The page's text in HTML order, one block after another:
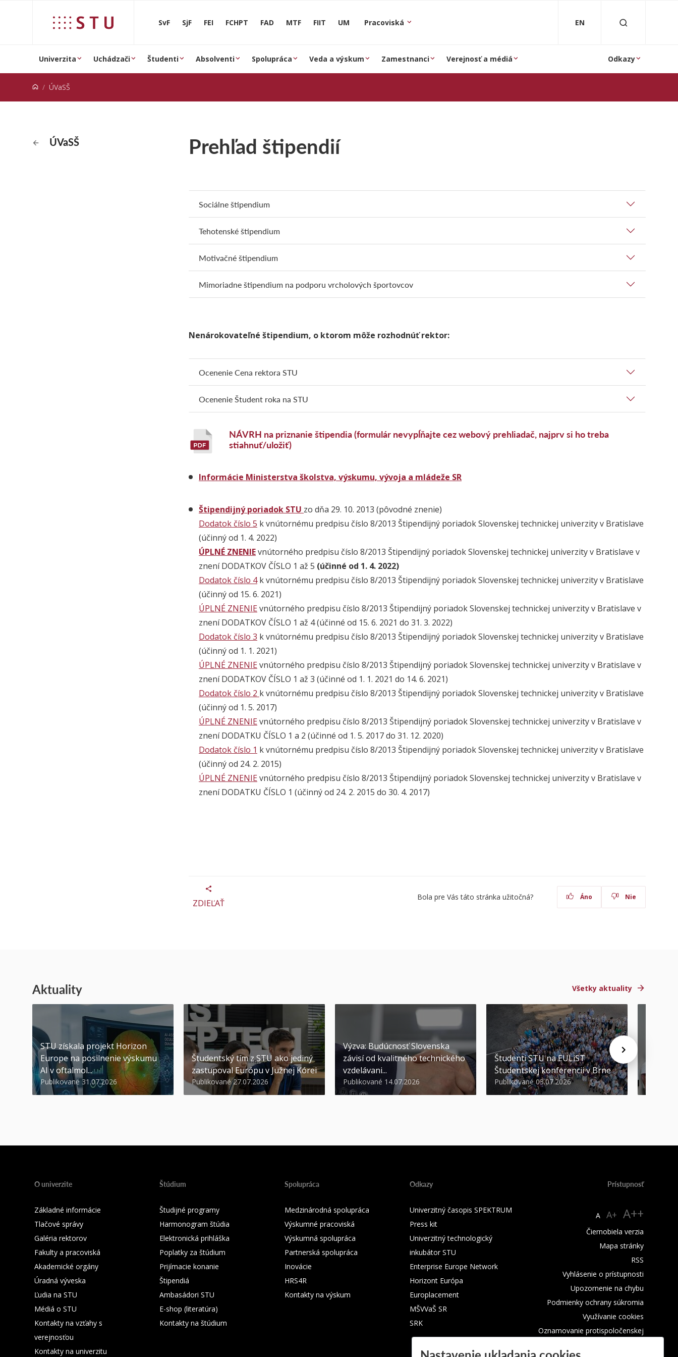
SvF SjF FEI FCHPT FAD MTF FIIT UM Pracoviská EN
Univerzita Uchádzači Študenti Absolventi Spolupráca Veda a výskum Zamestnanci Verejnosť a médiá Odkazy
ÚVaSŠ
ÚVaSŠ Prehľad štipendií
Sociálne štipendium
Tehotenské štipendium
Motivačné štipendium
Mimoriadne štipendium na podporu vrcholových športovcov
Nenárokovateľné štipendium, o ktorom môže rozhodnúť rektor:
Ocenenie Cena rektora STU
Ocenenie Študent roka na STU
NÁVRH na priznanie štipendia (formulár nevypĺňajte cez webový prehliadač, najprv si ho treba
stiahnuť/uložiť)
Informácie Ministerstva školstva, výskumu, vývoja a mládeže SR
Štipendijný poriadok STU zo dňa 29. 10. 2013 (pôvodné znenie)
Dodatok číslo 5 k vnútornému predpisu číslo 8/2013 Štipendijný poriadok Slovenskej technickej univerzity v Bratislave
(účinný od 1. 4. 2022)
ÚPLNÉ ZNENIEvnútorného predpisu číslo 8/2013 Štipendijný poriadok Slovenskej technickej univerzity v Bratislave v
znení DODATKOV ČÍSLO 1 až 5 (účinné od 1. 4. 2022)
Dodatok číslo 4k vnútornému predpisu číslo 8/2013 Štipendijný poriadok Slovenskej technickej univerzity v Bratislave
(účinný od 15. 6. 2021)
ÚPLNÉ ZNENIEvnútorného predpisu číslo 8/2013 Štipendijný poriadok Slovenskej technickej univerzity v Bratislave v
znení DODATKOV ČÍSLO 1 až 4 (účinné od 15. 6. 2021 do 31. 3. 2022)
Dodatok číslo 3 k vnútornému predpisu číslo 8/2013 Štipendijný poriadok Slovenskej technickej univerzity v Bratislave
(účinný od 1. 1. 2021)
ÚPLNÉ ZNENIEvnútorného predpisu číslo 8/2013 Štipendijný poriadok Slovenskej technickej univerzity v Bratislave v
znení DODATKOV ČÍSLO 1 až 3 (účinné od 1. 1. 2021 do 14. 6. 2021)
Dodatok číslo 2 k vnútornému predpisu číslo 8/2013 Štipendijný poriadok Slovenskej technickej univerzity v Bratislave
(účinný od 1. 5. 2017)
ÚPLNÉ ZNENIEvnútorného predpisu číslo 8/2013 Štipendijný poriadok Slovenskej technickej univerzity v Bratislave v
znení DODATKU ČÍSLO 1 a 2 (účinné od 1. 5. 2017 do 31. 12. 2020)
Dodatok číslo 1 k vnútornému predpisu číslo 8/2013 Štipendijný poriadok Slovenskej technickej univerzity v Bratislave
(účinný od 24. 2. 2015)
ÚPLNÉ ZNENIEvnútorného predpisu číslo 8/2013 Štipendijný poriadok Slovenskej technickej univerzity v Bratislave v
znení DODATKU ČÍSLO 1 (účinný od 24. 2. 2015 do 30. 4. 2017)
ZDIEĽAŤ
Bola pre Vás táto stránka užitočná? Áno Nie
Aktuality Všetky aktuality
STU získala projekt Horizon
Europe na posilnenie výskumu
AI v oftalmol...
Publikované 31.07.2026
Študentský tím z STU ako jediný
zastupoval Európu v Južnej Kórei
Publikované 27.07.2026
Výzva: Budúcnosť Slovenska
závisí od kvalitného technického
vzdelávani...
Publikované 14.07.2026
Študenti STU na EULiST
Študentskej konferencii v Brne
Publikované 03.07.2026
O univerzite
Základné informácie
Tlačové správy
Galéria rektorov
Fakulty a pracoviská
Akademické orgány
Úradná výveska
Ľudia na STU
Médiá o STU
Kontakty na vzťahy s
verejnosťou
Kontakty na univerzitu
Štúdium
Študijné programy
Harmonogram štúdia
Elektronická prihláška
Poplatky za štúdium
Prijímacie konanie
Štipendiá
Ambasádori STU
E-shop (literatúra)
Kontakty na štúdium
Spolupráca
Medzinárodná spolupráca
Výskumné pracoviská
Výskumná spolupráca
Partnerská spolupráca
Inovácie
HRS4R
Kontakty na výskum
Odkazy
Univerzitný časopis SPEKTRUM
Press kit
Univerzitný technologický
inkubátor STU
Enterprise Europe Network
Horizont Európa
Europlacement
MŠVVaŠ SR
SRK
Prístupnosť
A A+ A++
Čiernobiela verzia
Mapa stránky
RSS
Vyhlásenie o prístupnosti
Upozornenie na chybu
Podmienky ochrany súkromia
Využívanie cookies
Oznamovanie protispoločenskej